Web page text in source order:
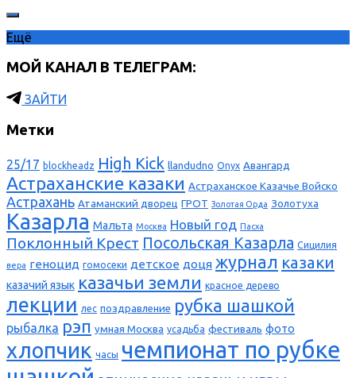
Ещё
МОЙ КАНАЛ В ТЕЛЕГРАМ:
ЗАЙТИ
Метки
25/17 blockheadz High Kick llandudno Onyx Авангард
Астраханские казаки Астраханское Казачье Войско
Астрахань Атаманский дворец ГРОТ Золотая Орда Золотуха
Казарла Мальта Москва Новый год Пасха
Поклонный Крест Посольская Казарла Сицилия
вера геноцид гомосеки детское доця журнал казаки
казачий язык казачьи земли красное дерево
лекции лес поздравление рубка шашкой
рыбалка рэп умная Москва усадьба фестиваль фото
хлопчик часы чемпионат по рубке